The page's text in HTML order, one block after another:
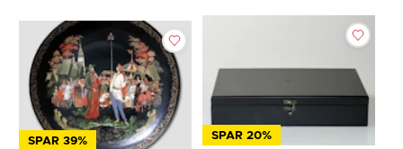
SPAR 39% SPAR 20%